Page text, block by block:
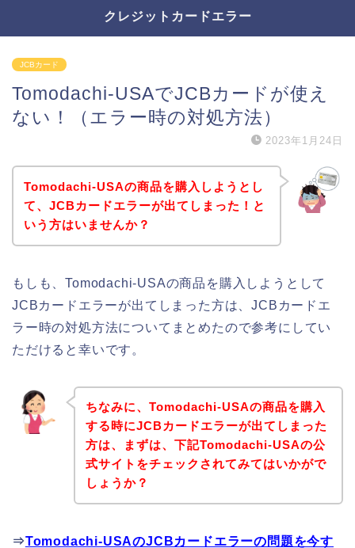
クレジットカードエラー
JCBカード
Tomodachi-USAでJCBカードが使え
ない！（エラー時の対処方法）
2023年1月24日
Tomodachi-USAの商品を購入しようとし
て、JCBカードエラーが出てしまった！と
いう方はいませんか？
もしも、Tomodachi-USAの商品を購入しようとして
JCBカードエラーが出てしまった方は、JCBカードエ
ラー時の対処方法についてまとめたので参考にしてい
ただけると幸いです。
ちなみに、Tomodachi-USAの商品を購入
する時にJCBカードエラーが出てしまった
方は、まずは、下記Tomodachi-USAの公
式サイトをチェックされてみてはいかがで
しょうか？
⇒Tomodachi-USAのJCBカードエラーの問題を今す